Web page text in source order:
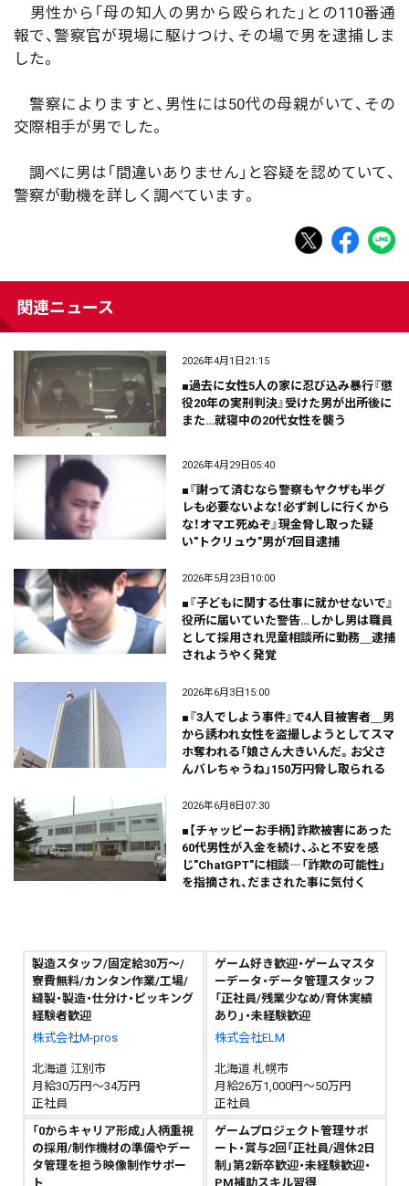
男性から「母の知人の男から殴られた」との110番通
報で、警察官が現場に駆けつけ、その場で男を逮捕しま
した。
警察によりますと、男性には50代の母親がいて、その
交際相手が男でした。
調べに男は「間違いありません」と容疑を認めていて、
警察が動機を詳しく調べています。
関連ニュース
2026年4月1日21:15
■過去に女性5人の家に忍び込み暴行『懲
役20年の実刑判決』受けた男が出所後に
また…就寝中の20代女性を襲う
2026年4月29日05:40
■『謝って済むなら警察もヤクザも半グ
レも必要ないよな！必ず刺しに行くから
な！オマエ死ぬぞ』現金脅し取った疑
い"トクリュウ"男が7回目逮捕
2026年5月23日10:00
■『子どもに関する仕事に就かせないで』
役所に届いていた警告…しかし男は職員
として採用され児童相談所に勤務＿逮捕
されようやく発覚
2026年6月3日15:00
■『3人でしよう事件』で4人目被害者＿男
から誘われ女性を盗撮しようとしてスマ
ホ奪われる「娘さん大きいんだ。お父さ
んバレちゃうね」150万円脅し取られる
2026年6月8日07:30
■【チャッピーお手柄】詐欺被害にあった
60代男性が入金を続け、ふと不安を感
じ"ChatGPT"に相談―「詐欺の可能性」
を指摘され、だまされた事に気付く
製造スタッフ/固定給30万～/
寮費無料/カンタン作業/工場/
縫製・製造・仕分け・ピッキング
経験者歓迎
株式会社M-pros
北海道 江別市
月給30万円～34万円
正社員
ゲーム好き歓迎・ゲームマスタ
ーデータ・データ管理スタッフ
「正社員/残業少なめ/育休実績
あり」・未経験歓迎
株式会社ELM
北海道 札幌市
月給26万1,000円～50万円
正社員
「0からキャリア形成」人柄重視
の採用/制作機材の準備やデー
タ管理を担う映像制作サポー
ト
ゲームプロジェクト管理サポ
ート・賞与2回「正社員/週休2日
制」第2新卒歓迎・未経験歓迎・
PM補助スキル習得